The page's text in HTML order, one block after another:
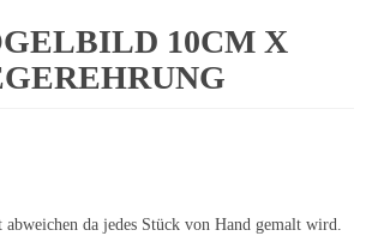
10CM X
da jedes Stück von Hand gemalt wird.